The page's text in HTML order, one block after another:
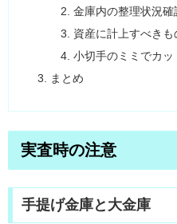
金庫内の整理状況確
資産に計上すべき
小切手のミミでカッ
まとめ
実査時の注意
手提げ金庫と大金庫